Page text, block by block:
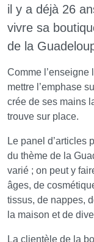
il y a déjà 26
vivre sa
de la
Comme l’enseigne
mettre l’emphase
crée de ses mains
trouve sur place.
Le panel d’articles
du thème de la
varié ; on peut y
âges, de
tissus, de nappes,
la maison et de
La clientèle de la